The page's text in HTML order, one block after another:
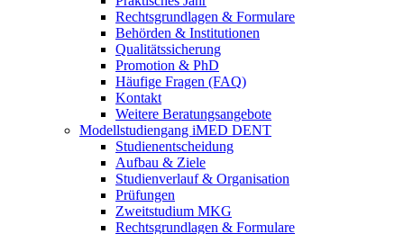
Rechtsgrundlagen & Formulare
Behörden & Institutionen
Qualitätssicherung
Promotion & PhD
Häufige Fragen (FAQ)
Kontakt
Weitere Beratungsangebote
Modellstudiengang iMED DENT
Studienentscheidung
Aufbau & Ziele
Studienverlauf & Organisation
Prüfungen
Zweitstudium MKG
Rechtsgrundlagen & Formulare